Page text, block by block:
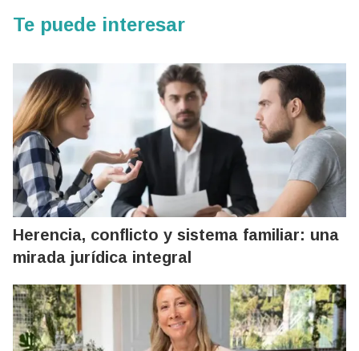
Te puede interesar
Herencia, conflicto y sistema familiar: una
mirada jurídica integral